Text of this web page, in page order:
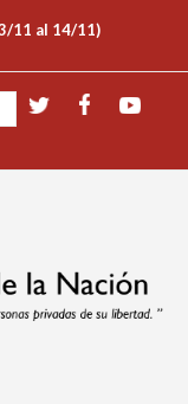
11 al 14/11)